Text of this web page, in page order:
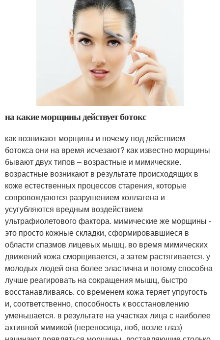
на какие морщины действует ботокс
как возникают морщины и почему под действием
ботокса они на время исчезают? как известно морщины
бывают двух типов – возрастные и мимические.
возрастные возникают в результате происходящих в
коже естественных процессов старения, которые
сопровождаются разрушением коллагена и
усугубляются вредным воздействием
ультрафиолетового фактора. мимические же морщины -
это просто кожные складки, сформировавшиеся в
области спазмов лицевых мышц. во время мимических
движений кожа сморщивается, а затем растягивается. у
молодых людей она более эластична и потому способна
лучше реагировать на сокращения мышц, быстро
восстанавливаясь. со временем кожа теряет упругость
и, соответственно, способность к восстановлению
уменьшается. в результате на участках лица с наиболее
активной мимикой (переносица, лоб, возле глаз)